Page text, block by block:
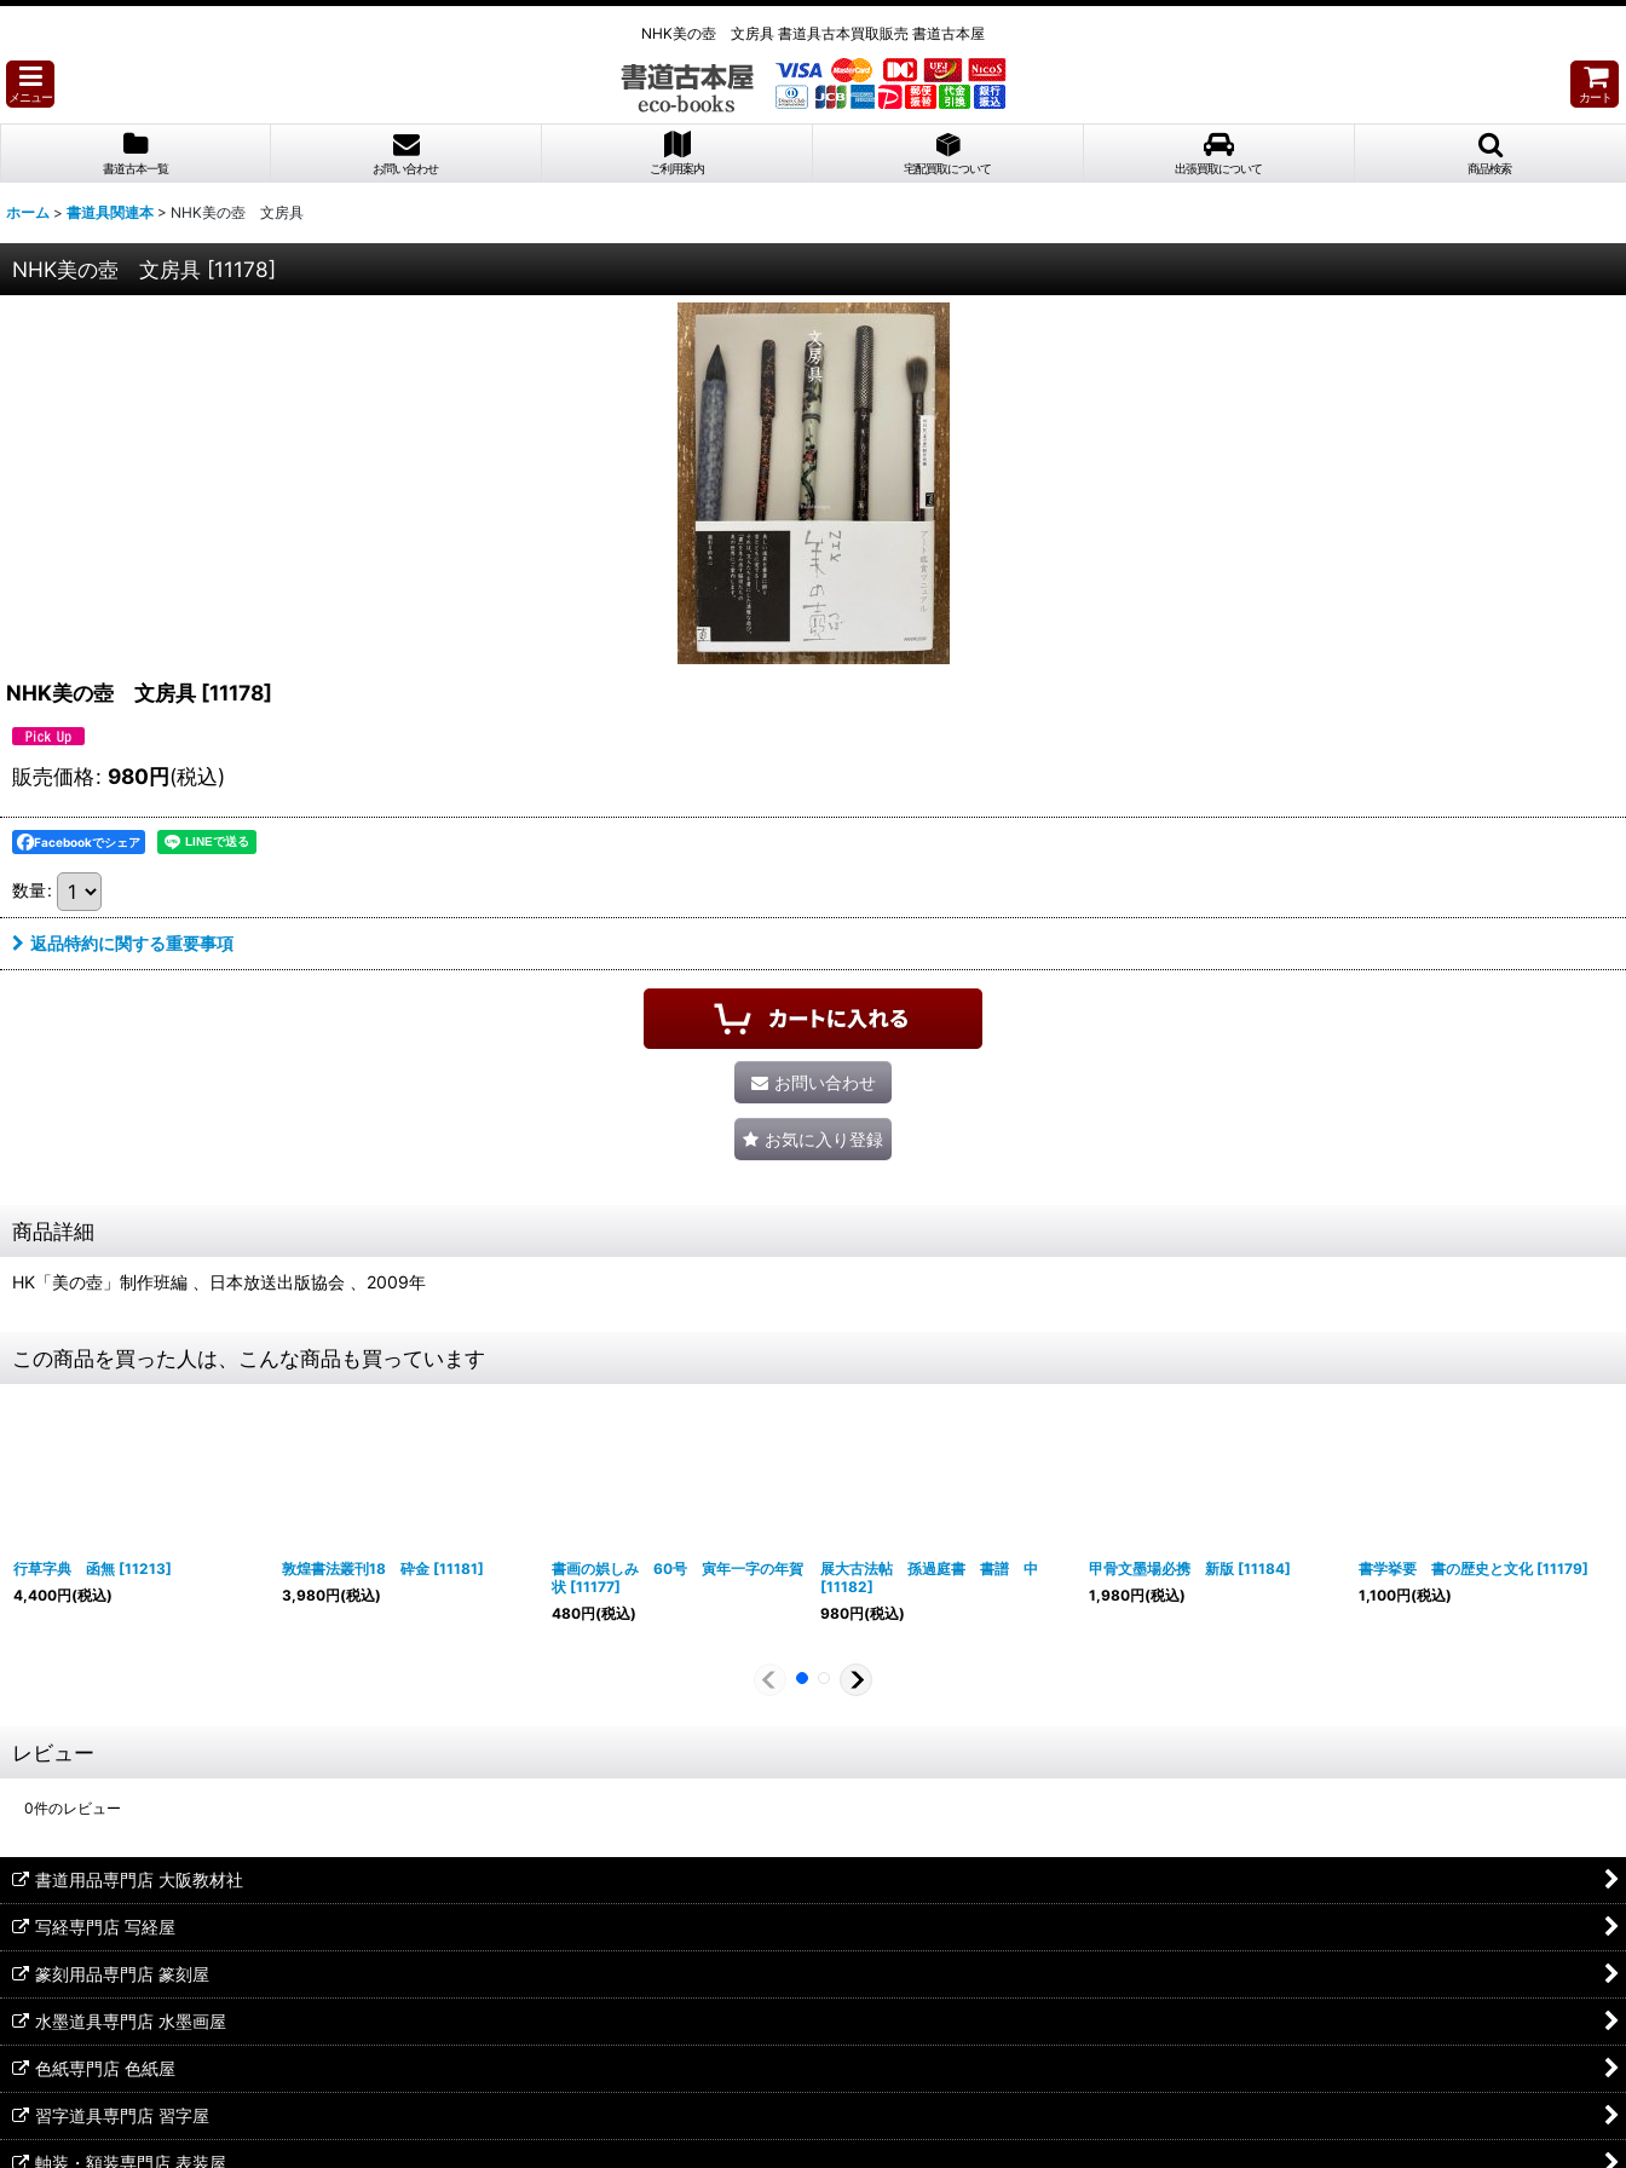
NHK美の壺 文房具 書道具古本買取販売 書道古本屋
メニュー カート
書道古本一覧 お問い合わせ ご利用案内 宅配買取について 出張買取について 商品検索
ホーム > 書道具関連本 > NHK美の壺 文房具
NHK美の壺 文房具 [11178]
NHK美の壺 文房具 [11178]
販売価格: 980円(税込)
Facebookでシェア
数量:
返品特約に関する重要事項
お問い合わせ
お気に入り登録
商品詳細
HK「美の壺」制作班編 、日本放送出版協会 、2009年
この商品を買った人は、こんな商品も買っています
行草字典 函無 [11213]
4,400円(税込)
敦煌書法叢刊18 砕金 [11181]
3,980円(税込)
書画の娯しみ 60号 寅年一字の年賀
状 [11177]
480円(税込)
展大古法帖 孫過庭書 書譜 中
[11182]
980円(税込)
甲骨文墨場必携 新版 [11184]
1,980円(税込)
書学挙要 書の歴史と文化 [11179]
1,100円(税込)
レビュー
0件のレビュー
書道用品専門店 大阪教材社
写経専門店 写経屋
篆刻用品専門店 篆刻屋
水墨道具専門店 水墨画屋
色紙専門店 色紙屋
習字道具専門店 習字屋
軸装・額装専門店 表装屋